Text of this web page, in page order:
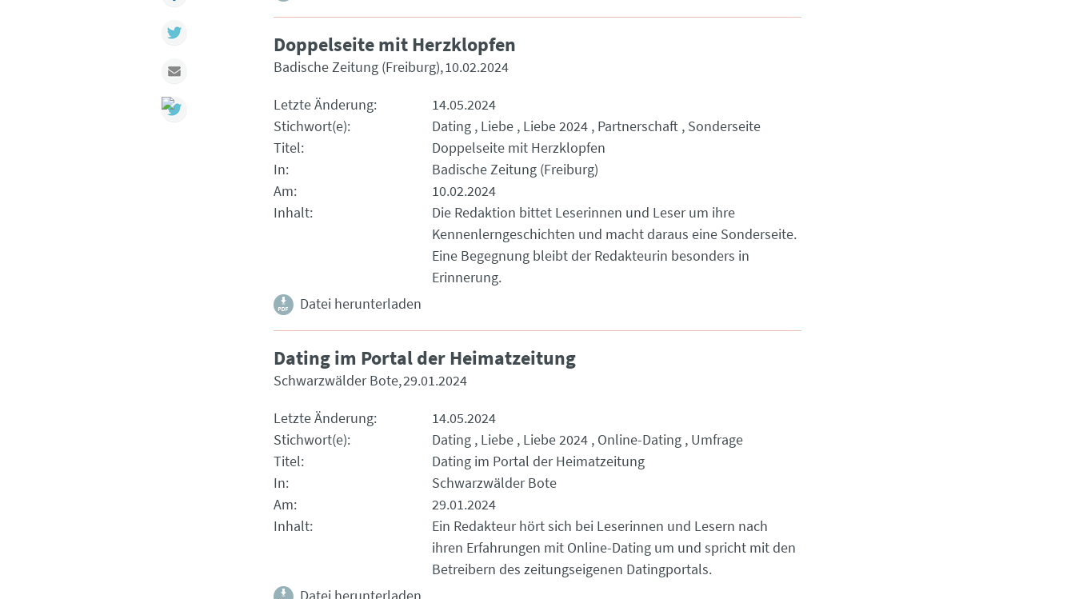
Doppelseite mit Herzklopfen
Badische Zeitung (Freiburg) 10.02.2024
Letzte Änderung
14.05.2024
Stichwort(e)
Dating Liebe Liebe 2024 Partnerschaft Sonderseite
Titel
Doppelseite mit Herzklopfen
In
Badische Zeitung (Freiburg)
Am
10.02.2024
Inhalt
Die Redaktion bittet Leserinnen und Leser um ihre
Kennenlerngeschichten und macht daraus eine Sonderseite.
Eine Begegnung bleibt der Redakteurin besonders in
Erinnerung.
Datei herunterladen
Dating im Portal der Heimatzeitung
Schwarzwälder Bote 29.01.2024
Letzte Änderung
14.05.2024
Stichwort(e)
Dating Liebe Liebe 2024 Online-Dating Umfrage
Titel
Dating im Portal der Heimatzeitung
In
Schwarzwälder Bote
Am
29.01.2024
Inhalt
Ein Redakteur hört sich bei Leserinnen und Lesern nach
ihren Erfahrungen mit Online-Dating um und spricht mit den
Betreibern des zeitungseigenen Datingportals.